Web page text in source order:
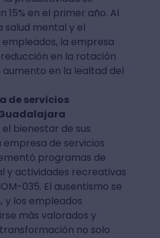
15% en el primer año. Al
salud mental y el
la empresa
en la rotación
aumento en la lealtad del
de servicios
bienestar de sus
de servicios
programas de
y actividades recreativas
035. El ausentismo se
y los empleados
más valorados y
no solo